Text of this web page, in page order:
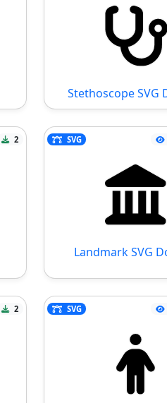
Stethoscope SVG
2 SVG
Landmark SVG
2 SVG